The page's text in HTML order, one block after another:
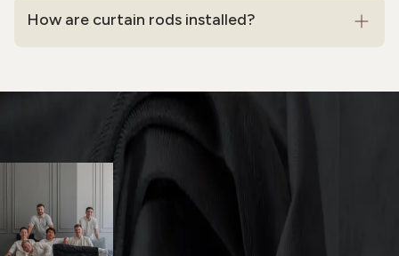
How are curtain rods installed?